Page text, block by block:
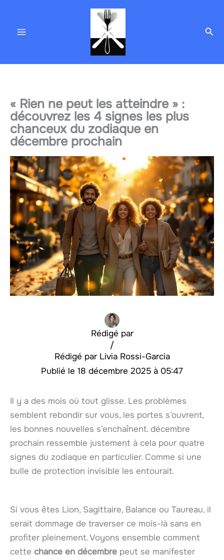
contenu
« Rien ne peut les atteindre » :
découvrez les 4 signes les plus
chanceux du zodiaque en
décembre prochain
Rédigé par
Livia Rossi-Garcia
/
18 décembre 2025 à 05:47
Il y a des mois où tout glisse. Les problèmes
semblent rebondir sur vous, les portes s’ouvrent,
les bonnes nouvelles s’enchaînent. décembre
prochain ressemble justement à cela pour quatre
signes du zodiaque en particulier. Comme si une
bulle de protection invisible les entourait.
Si vous êtes Lion, Sagittaire, Balance ou Taureau, il
serait dommage de traverser ce mois-là sans en
profiter pleinement. Voyons ensemble comment
cette chance en décembre peut se manifester